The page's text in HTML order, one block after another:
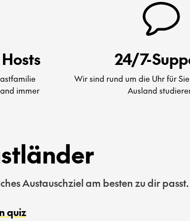
immer
24/7-
Wir sind rund um die Uhr für
Ausland
Austauschziel am besten zu dir passt.
quiz